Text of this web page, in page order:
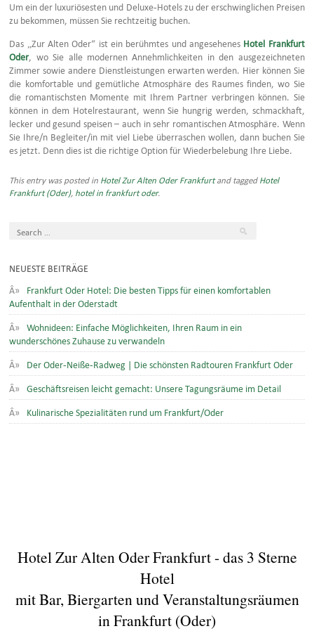
Um ein der luxuriösesten und Deluxe-Hotels zu der erschwinglichen Preisen
zu bekommen, müssen Sie rechtzeitig buchen.
Das „Zur Alten Oder“ ist ein berühmtes und angesehenes Hotel Frankfurt
Oder, wo Sie alle modernen Annehmlichkeiten in den ausgezeichneten
Zimmer sowie andere Dienstleistungen erwarten werden. Hier können Sie
die komfortable und gemütliche Atmosphäre des Raumes finden, wo Sie
die romantischsten Momente mit Ihrem Partner verbringen können. Sie
können in dem Hotelrestaurant, wenn Sie hungrig werden, schmackhaft,
lecker und gesund speisen – auch in sehr romantischen Atmosphäre. Wenn
Sie Ihre/n Begleiter/in mit viel Liebe überraschen wollen, dann buchen Sie
es jetzt. Denn dies ist die richtige Option für Wiederbelebung Ihre Liebe.
This entry was posted in Hotel Zur Alten Oder Frankfurtand tagged Hotel
Frankfurt (Oder), hotel in frankfurt oder.
NEUESTE BEITRÄGE
Frankfurt Oder Hotel: Die besten Tipps für einen komfortablen
Aufenthalt in der Oderstadt
Wohnideen: Einfache Möglichkeiten, Ihren Raum in ein
wunderschönes Zuhause zu verwandeln
Der Oder-Neiße-Radweg | Die schönsten Radtouren Frankfurt Oder
Geschäftsreisen leicht gemacht: Unsere Tagungsräume im Detail
Kulinarische Spezialitäten rund um Frankfurt/Oder
Hotel Zur Alten Oder Frankfurt - das 3 Sterne
Hotel
mit Bar, Biergarten und Veranstaltungsräumen
in Frankfurt (Oder)